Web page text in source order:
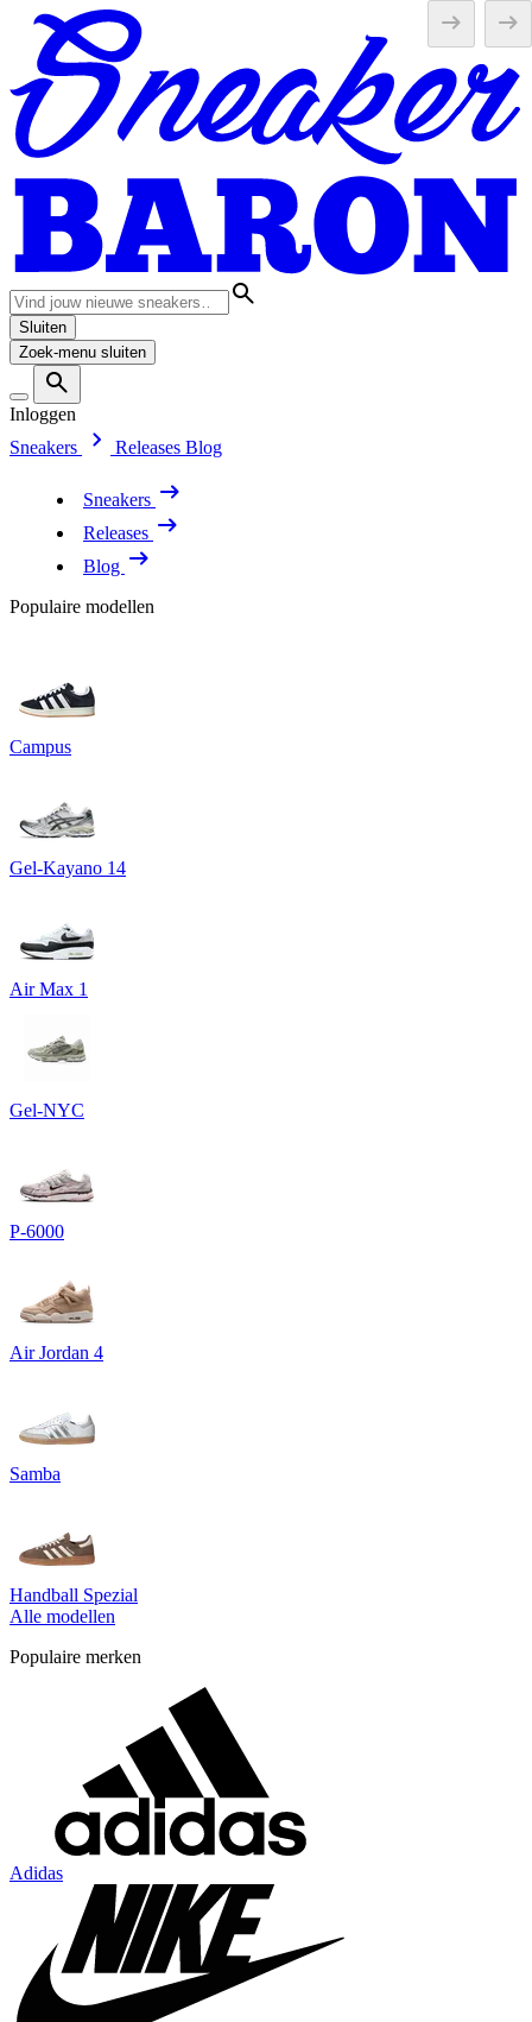
Sluiten
Zoek-menu sluiten
Inloggen
Sneakers
Releases Blog
Sneakers
Releases
Blog
Populaire modellen
Campus
Gel-Kayano 14
Air Max 1
Gel-NYC
P-6000
Air Jordan 4
Samba
Handball Spezial
Alle modellen
Populaire merken
Adidas